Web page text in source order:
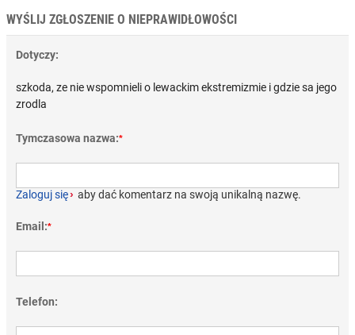
WYŚLIJ ZGŁOSZENIE O NIEPRAWIDŁOWOŚCI
Dotyczy:
szkoda, ze nie wspomnieli o lewackim ekstremizmie i gdzie sa jego
zrodla
Tymczasowa nazwa:*
Zaloguj się› aby dać komentarz na swoją unikalną nazwę.
Email:*
Telefon: